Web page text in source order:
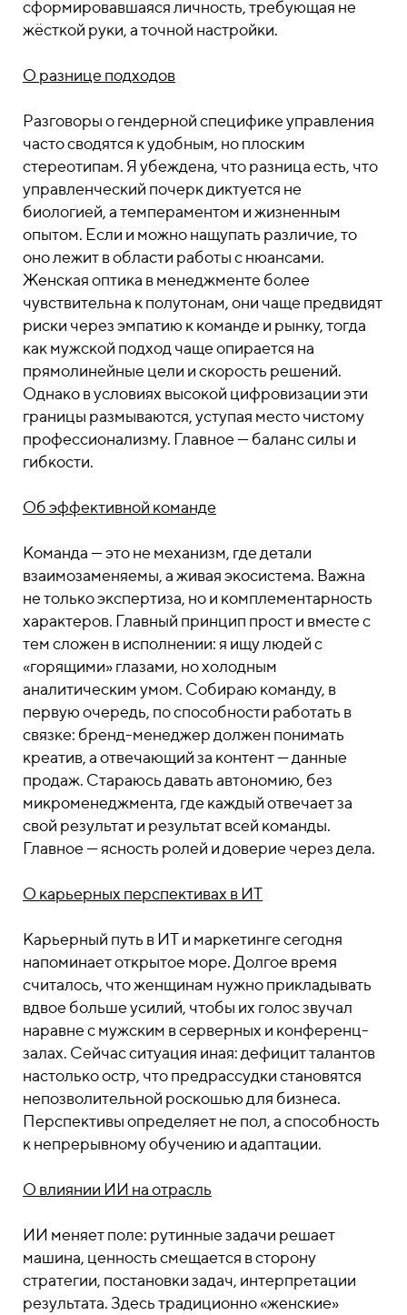
сформировавшаяся личность, требующая не
жёсткой руки, а точной настройки.
О разнице подходов
Разговоры о гендерной специфике управления
часто сводятся к удобным, но плоским
стереотипам. Я убеждена, что разница есть, что
управленческий почерк диктуется не
биологией, а темпераментом и жизненным
опытом. Если и можно нащупать различие, то
оно лежит в области работы с нюансами.
Женская оптика в менеджменте более
чувствительна к полутонам, они чаще предвидят
риски через эмпатию к команде и рынку, тогда
как мужской подход чаще опирается на
прямолинейные цели и скорость решений.
Однако в условиях высокой цифровизации эти
границы размываются, уступая место чистому
профессионализму. Главное — баланс силы и
гибкости.
Об эффективной команде
Команда — это не механизм, где детали
взаимозаменяемы, а живая экосистема. Важна
не только экспертиза, но и комплементарность
характеров. Главный принцип прост и вместе с
тем сложен в исполнении: я ищу людей с
«горящими» глазами, но холодным
аналитическим умом. Собираю команду, в
первую очередь, по способности работать в
связке: бренд-менеджер должен понимать
креатив, а отвечающий за контент — данные
продаж. Стараюсь давать автономию, без
микроменеджмента, где каждый отвечает за
свой результат и результат всей команды.
Главное — ясность ролей и доверие через дела.
О карьерных перспективах в ИТ
Карьерный путь в ИТ и маркетинге сегодня
напоминает открытое море. Долгое время
считалось, что женщинам нужно прикладывать
вдвое больше усилий, чтобы их голос звучал
наравне с мужским в серверных и конференц-
залах. Сейчас ситуация иная: дефицит талантов
настолько остр, что предрассудки становятся
непозволительной роскошью для бизнеса.
Перспективы определяет не пол, а способность
к непрерывному обучению и адаптации.
О влиянии ИИ на отрасль
ИИ меняет поле: рутинные задачи решает
машина, ценность смещается в сторону
стратегии, постановки задач, интерпретации
результата. Здесь традиционно «женские»